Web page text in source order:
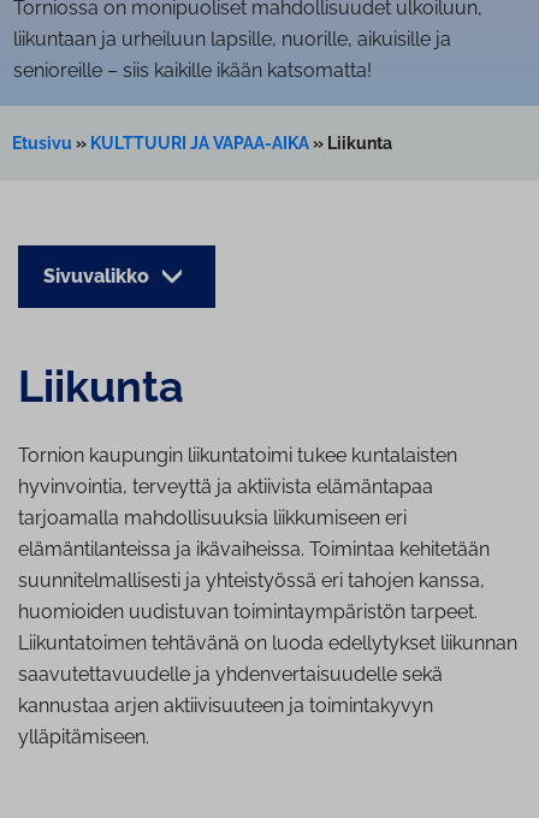
Torniossa on monipuoliset mahdollisuudet ulkoiluun,
liikuntaan ja urheiluun lapsille, nuorille, aikuisille ja
senioreille – siis kaikille ikään katsomatta!
Etusivu » KULTTUURI JA VAPAA-AIKA» Liikunta
Sivuvalikko
Liikunta
Tornion kaupungin liikuntatoimi tukee kuntalaisten
hyvinvointia, terveyttä ja aktiivista elämäntapaa
tarjoamalla mahdollisuuksia liikkumiseen eri
elämäntilanteissa ja ikävaiheissa. Toimintaa kehitetään
suunnitelmallisesti ja yhteistyössä eri tahojen kanssa,
huomioiden uudistuvan toimintaympäristön tarpeet.
Liikuntatoimen tehtävänä on luoda edellytykset liikunnan
saavutettavuudelle ja yhdenvertaisuudelle sekä
kannustaa arjen aktiivisuuteen ja toimintakyvyn
ylläpitämiseen.